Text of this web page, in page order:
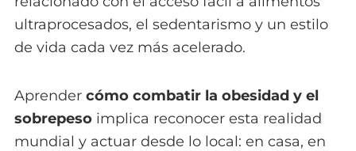
ultraprocesados, el sedentarismo y un estilo
de vida cada vez más acelerado.
Aprender cómo combatir la obesidad y el
sobrepeso implica reconocer esta realidad
mundial y actuar desde lo local: en casa, en